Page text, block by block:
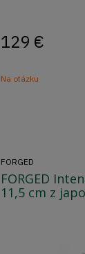
129 €
Na otázku
FORGED
FORGED
11,5 cm z